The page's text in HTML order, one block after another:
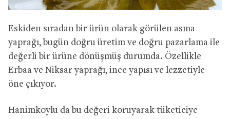
Eskiden sıradan bir ürün olarak görülen asma
yaprağı, bugün doğru üretim ve doğru pazarlama ile
değerli bir ürüne dönüşmüş durumda. Özellikle
Erbaa ve Niksar yaprağı, ince yapısı ve lezzetiyle
öne çıkıyor.
Hanimkoylu da bu değeri koruyarak tüketiciye